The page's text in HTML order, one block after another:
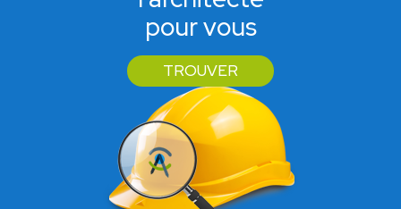
pour vous
TROUVER